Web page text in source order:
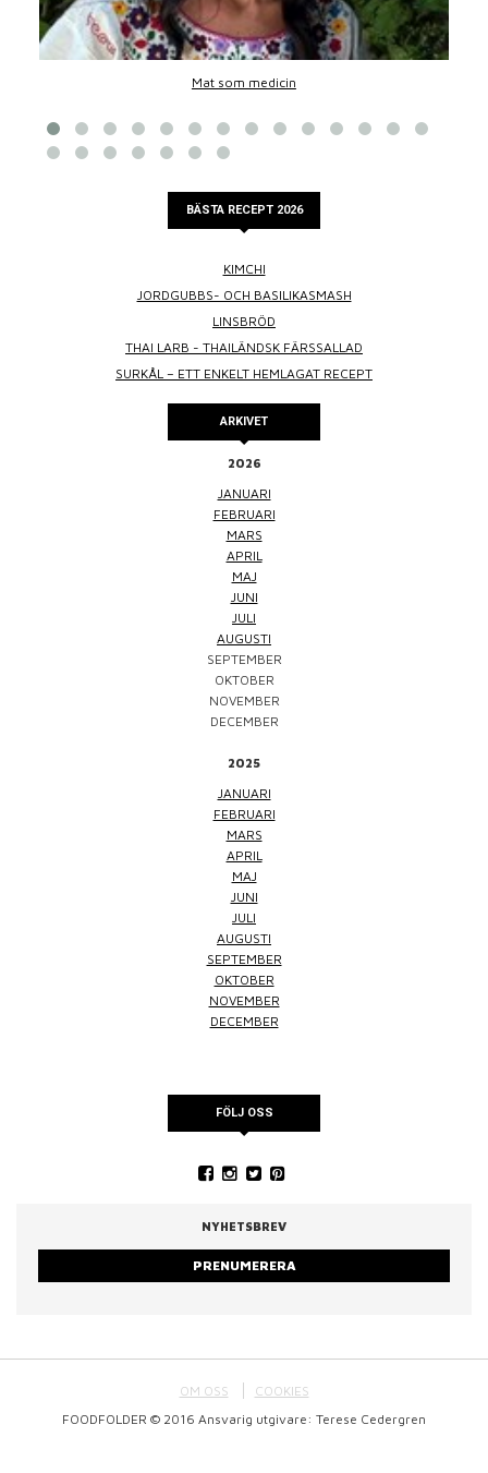
Mat som medicin
BÄSTA RECEPT 2026
KIMCHI
JORDGUBBS- OCH BASILIKASMASH
LINSBRÖD
THAI LARB - THAILÄNDSK FÄRSSALLAD
SURKÅL – ETT ENKELT HEMLAGAT RECEPT
ARKIVET
2026
JANUARI
FEBRUARI
MARS
APRIL
MAJ
JUNI
JULI
AUGUSTI
SEPTEMBER
OKTOBER
NOVEMBER
DECEMBER
2025
JANUARI
FEBRUARI
MARS
APRIL
MAJ
JUNI
JULI
AUGUSTI
SEPTEMBER
OKTOBER
NOVEMBER
DECEMBER
FÖLJ OSS
NYHETSBREV
PRENUMERERA
OM OSS
COOKIES
FOODFOLDER © 2016 Ansvarig utgivare: Terese Cedergren